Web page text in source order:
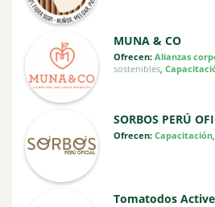
MUNA & CO
Ofrecen: Alianzas
sostenibles,
SORBOS PERÚ
Ofrecen: Capacitación,
Tomatodos Active